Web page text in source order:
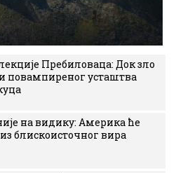
Пребиловаца: Док зло
повампиреног усташтва
на видику: Америка ће
блискоисточног вира